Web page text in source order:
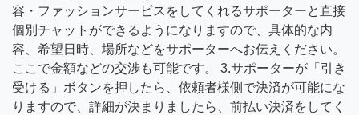
容・ファッションサービスをしてくれるサポーターと直接
個別チャットができるようになりますので、具体的な内
容、希望日時、場所などをサポーターへお伝えください。
ここで金額などの交渉も可能です。 3.サポーターが「引き
受ける」ボタンを押したら、依頼者様側で決済が可能にな
りますので、詳細が決まりましたら、前払い決済をしてく